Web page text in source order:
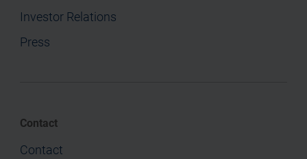
Investor Relations
Press
Contact
Contact